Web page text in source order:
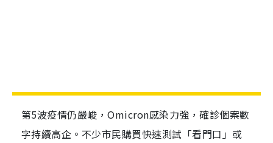
第5波疫情仍嚴峻，Omicron感染力強，確診個案數
字持續高企。不少市民購買快速測試「看門口」或